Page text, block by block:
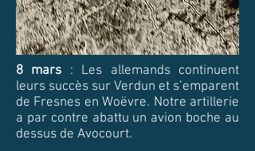
8 mars : Les allemands continuent
leurs succès sur Verdun et s’emparent
de Fresnes en Woëvre. Notre artillerie
a par contre abattu un avion boche au
dessus de Avocourt.